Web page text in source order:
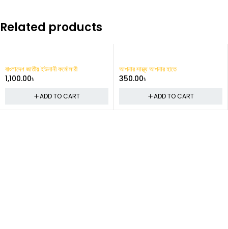
Related products
আপনার সাস্থ্য আপনার হাতে
ADD TO CART
আধুনিক ইউনানী চিকিৎসা
ADD TO